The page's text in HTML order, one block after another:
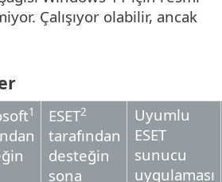
Çalışıyor olabilir, ancak
1 ESET2
tarafından
desteğin
sona
Uyumlu
ESET
sunucu
uygulaması